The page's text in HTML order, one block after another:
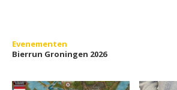
Evenementen
Bierrun Groningen 2026